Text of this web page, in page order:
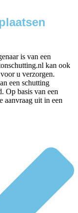
is van een
kan ook
u verzorgen.
een schutting
Op basis van een
aanvraag uit in een